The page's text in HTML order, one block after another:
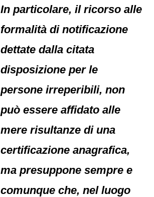
In particolare, il ricorso alle
formalità di notificazione
dettate dalla citata
disposizione per le
persone irreperibili, non
può essere affidato alle
mere risultanze di una
certificazione anagrafica,
ma presuppone sempre e
comunque che, nel luogo